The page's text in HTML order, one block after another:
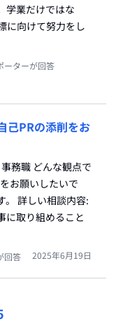
学業だけではな
に向けて努力をし
ーターが回答
己PRの添削をお
務職 どんな観点で
お願いしたいで
。 詳しい相談内容:
に取り組めること
回答 2025年6月19日